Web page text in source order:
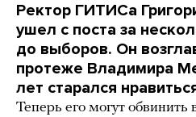
Ректор ГИТИСа
ушел с поста за
до выборов. Он
протеже Владимира
лет старался
Теперь его могут обвинить